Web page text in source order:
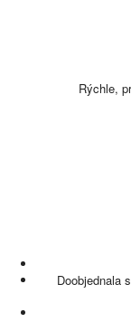
Rýchle,
Doobjednala